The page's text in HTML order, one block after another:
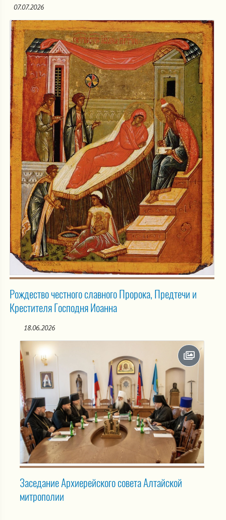
07.07.2026
Рождество честного славного Пророка, Предтечи и
Крестителя Господня Иоанна
18.06.2026
Заседание Архиерейского совета Алтайской
митрополии